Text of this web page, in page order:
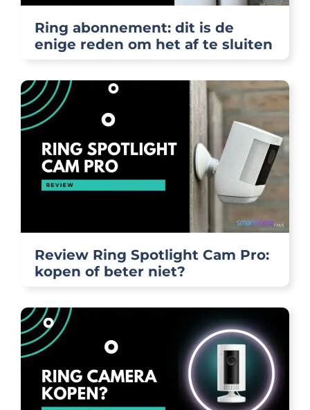
Ring abonnement: dit is de
enige reden om het af te sluiten
Review Ring Spotlight Cam Pro:
kopen of beter niet?